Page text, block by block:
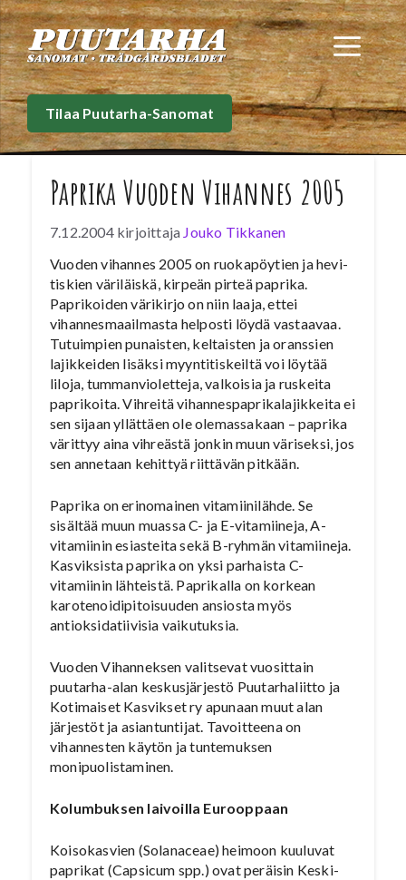
Siirry
sisältöön
Tilaa Puutarha-Sanomat
Paprika Vuoden Vihannes 2005
7.12.2004 kirjoittaja Jouko Tikkanen
Vuoden vihannes 2005 on ruokapöytien ja hevi-
tiskien väriläiskä, kirpeän pirteä paprika.
Paprikoiden värikirjo on niin laaja, ettei
vihannesmaailmasta helposti löydä vastaavaa.
Tutuimpien punaisten, keltaisten ja oranssien
lajikkeiden lisäksi myyntitiskeiltä voi löytää
liloja, tummanvioletteja, valkoisia ja ruskeita
paprikoita. Vihreitä vihannespaprikalajikkeita ei
sen sijaan yllättäen ole olemassakaan – paprika
värittyy aina vihreästä jonkin muun väriseksi, jos
sen annetaan kehittyä riittävän pitkään.
Paprika on erinomainen vitamiinilähde. Se
sisältää muun muassa C- ja E-vitamiineja, A-
vitamiinin esiasteita sekä B-ryhmän vitamiineja.
Kasviksista paprika on yksi parhaista C-
vitamiinin lähteistä. Paprikalla on korkean
karotenoidipitoisuuden ansiosta myös
antioksidatiivisia vaikutuksia.
Vuoden Vihanneksen valitsevat vuosittain
puutarha-alan keskusjärjestö Puutarhaliitto ja
Kotimaiset Kasvikset ry apunaan muut alan
järjestöt ja asiantuntijat. Tavoitteena on
vihannesten käytön ja tuntemuksen
monipuolistaminen.
Kolumbuksen laivoilla Eurooppaan
Koisokasvien (Solanaceae) heimoon kuuluvat
paprikat (Capsicum spp.) ovat peräisin Keski-